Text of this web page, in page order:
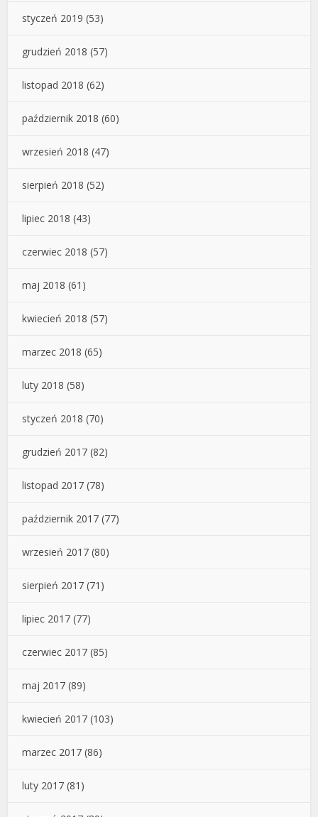
styczeń 2019 (53)
grudzień 2018 (57)
listopad 2018 (62)
październik 2018 (60)
wrzesień 2018 (47)
sierpień 2018 (52)
lipiec 2018 (43)
czerwiec 2018 (57)
maj 2018 (61)
kwiecień 2018 (57)
marzec 2018 (65)
luty 2018 (58)
styczeń 2018 (70)
grudzień 2017 (82)
listopad 2017 (78)
październik 2017 (77)
wrzesień 2017 (80)
sierpień 2017 (71)
lipiec 2017 (77)
czerwiec 2017 (85)
maj 2017 (89)
kwiecień 2017 (103)
marzec 2017 (86)
luty 2017 (81)